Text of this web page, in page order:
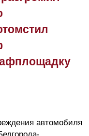
автомобиля